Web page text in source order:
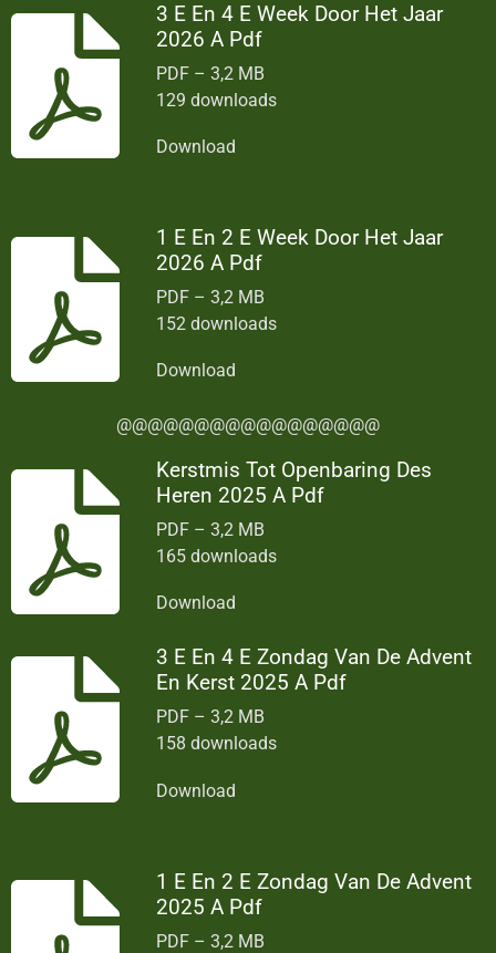
3 E En 4 E Week Door Het Jaar
2026 A Pdf
PDF – 3,2 MB
129 downloads
Download
1 E En 2 E Week Door Het Jaar
2026 A Pdf
PDF – 3,2 MB
152 downloads
Download
@@@@@@@@@@@@@@@@@
Kerstmis Tot Openbaring Des
Heren 2025 A Pdf
PDF – 3,2 MB
165 downloads
Download
3 E En 4 E Zondag Van De Advent
En Kerst 2025 A Pdf
PDF – 3,2 MB
158 downloads
Download
1 E En 2 E Zondag Van De Advent
2025 A Pdf
PDF – 3,2 MB